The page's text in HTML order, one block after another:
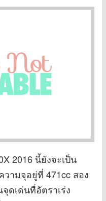
2016 นี้ยังจะเป็น
วามจุอยู่ที่ 471cc สอง
ดเด่นที่อัตราเร่ง